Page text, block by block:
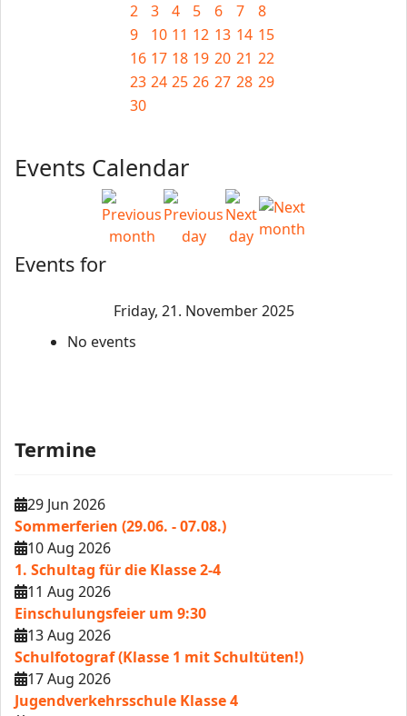
2
3 4 5 6 7
8
9
10 11 12 13 14 15
16 17 18 19 20 21 22
23 24 25 26 27 28 29
30
Events Calendar
Events for
Friday, 21. November 2025
No events
Termine
29 Jun 2026
Sommerferien (29.06. - 07.08.)
10 Aug 2026
1. Schultag für die Klasse 2-4
11 Aug 2026
Einschulungsfeier um 9:30
13 Aug 2026
Schulfotograf (Klasse 1 mit Schultüten!)
17 Aug 2026
Jugendverkehrsschule Klasse 4